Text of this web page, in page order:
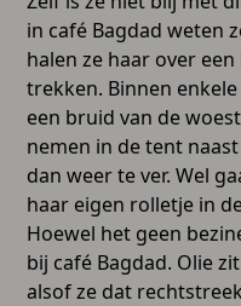
in café Bagdad weten
halen ze haar over
trekken. Binnen
een bruid van de
nemen in de tent
dan weer te ver. Wel
haar eigen rolletje in
Hoewel het geen
bij café Bagdad. Olie
alsof ze dat